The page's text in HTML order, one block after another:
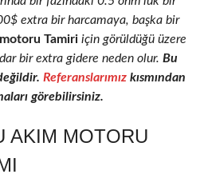
extra bir harcamaya, başka bir
Tamiri için görüldüğü üzere
bir extra gidere neden olur. Bu
Referanslarımız kısmından
görebilirsiniz.
AKIM MOTORU